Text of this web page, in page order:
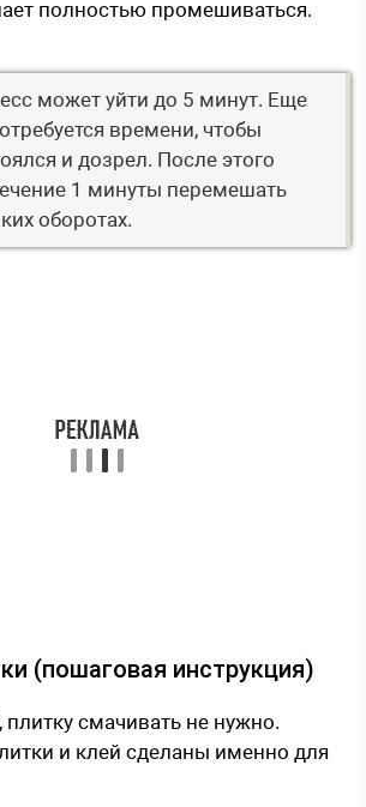
полностью промешиваться.
может уйти до 5 минут. Еще
времени, чтобы
и дозрел. После этого
1 минуты перемешать
оборотах.
(пошаговая инструкция)
плитку смачивать не нужно.
и клей сделаны именно для